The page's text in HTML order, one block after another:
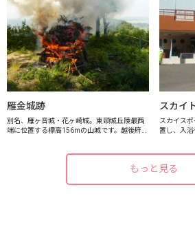
雁金城跡
別名、雁ヶ音城・花ヶ崎城。東頸城丘陵最西
端に位置する標高156mの山城です。越後府中
スカイ
スカイス
置し、入浴
大...
もっと見る